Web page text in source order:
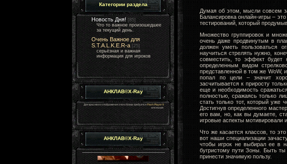
Категории раздела
Новость Дня! [85]
Что то важное произошедшее
за текущий день.
Очень Важное для
S.T.A.L.K.E.R-а [25]
серьёзная и важная
информация для игроков
АНКЛАВ©X-Ray
Для красивого отображения этого блока требуетсяFlash Player 9
или выше.
АНКЛАВ©X-Ray
Думая об этом, мысли совсем
Балансировка онлайн-игры –
тестирований, который
Множество группировок и
очень даже продвинутым в
должен уметь пользоваться
научиться стрелять нужно,
совместить, то эффект будет
определенным видом
представленной в том же WoW,
попал по цели – значит
засчитывается к приросту
еще и необходимость
полностью, сражаясь только
стать только тот, который уже
Достигнув определенного
его вам, но, как вы думаете,
игровые аспекты мотивировали
Что же касается классов, то
вот наши специализации
чтобы игрок не выбирал ее в
бугристому пути Зоны. Быть
принести значимую пользу.